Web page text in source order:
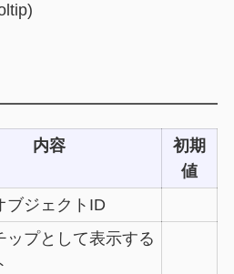
内容
初期
値
ブジェクトID
ップとして表示する